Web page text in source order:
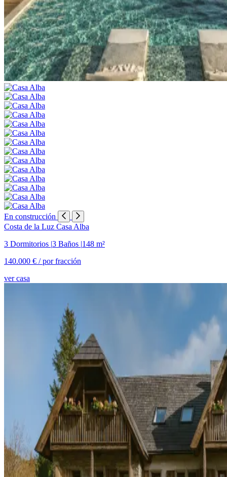
En construcción
Costa de la Luz Casa Alba
3 Dormitorios |3 Baños |148 m²
140.000 € /por fracción
ver casa